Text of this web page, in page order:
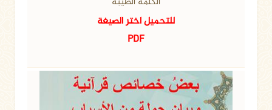
للتحميل اختر الصيغة
PDF